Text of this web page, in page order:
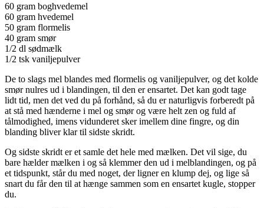
60 gram boghvedemel
60 gram hvedemel
50 gram flormelis
40 gram smør
1/2 dl sødmælk
1/2 tsk vaniljepulver
De to slags mel blandes med flormelis og vaniljepulver, og det kolde
smør nulres ud i blandingen, til den er ensartet. Det kan godt tage
lidt tid, men det ved du på forhånd, så du er naturligvis forberedt på
at stå med hænderne i mel og smør og være helt zen og fuld af
tålmodighed, imens vidunderet sker imellem dine fingre, og din
blanding bliver klar til sidste skridt.
Og sidste skridt er et samle det hele med mælken. Det vil sige, du
bare hælder mælken i og så klemmer den ud i melblandingen, og på
et tidspunkt, står du med noget, der ligner en klump dej, og lige så
snart du får den til at hænge sammen som en ensartet kugle, stopper
du.